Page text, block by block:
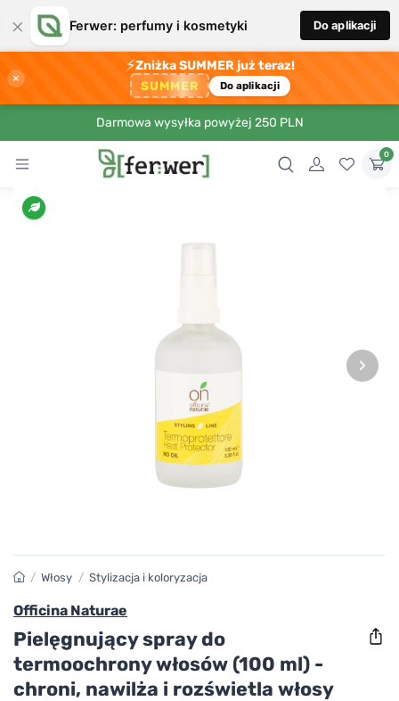
× Ferwer: perfumy i kosmetyki Do aplikacji
×
⚡Zniżka SUMMER już teraz!
SUMMER Do aplikacji
Darmowa wysyłka powyżej 250 PLN
0
›
/ Włosy / Stylizacja i koloryzacja
Officina Naturae
Pielęgnujący spray do
termoochrony włosów (100 ml) -
chroni, nawilża i rozświetla włosy